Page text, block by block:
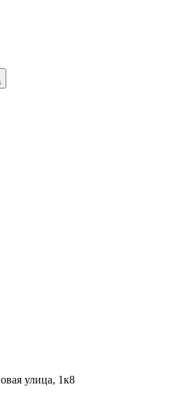
улица, 1к8